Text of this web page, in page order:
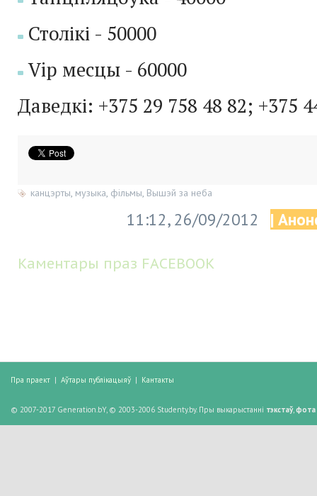
Столікі - 50000
Vip месцы - 60000
Даведкі: +375 29 758 48 82; +375
канцэрты музыка фільмы Вышэй за неба
11:12, 26/09/2012 |
Каментары праз FACEBOOK
Пра праект | Аўтары публікацыяў | Кантакты
© 2007-2017 Generation.bY, © 2003-2006 Studenty.by. Пры выкарыстанні тэкстаў, фота